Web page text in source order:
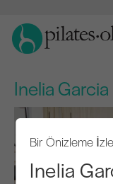
Inelia
Bir Önizleme
Inelia